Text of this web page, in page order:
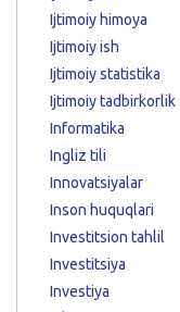
Ijtimoiy himoya
Ijtimoiy ish
Ijtimoiy statistika
Ijtimoiy tadbirkorlik
Informatika
Ingliz tili
Innovatsiyalar
Inson huquqlari
Investitsion tahlil
Investitsiya
Investiya